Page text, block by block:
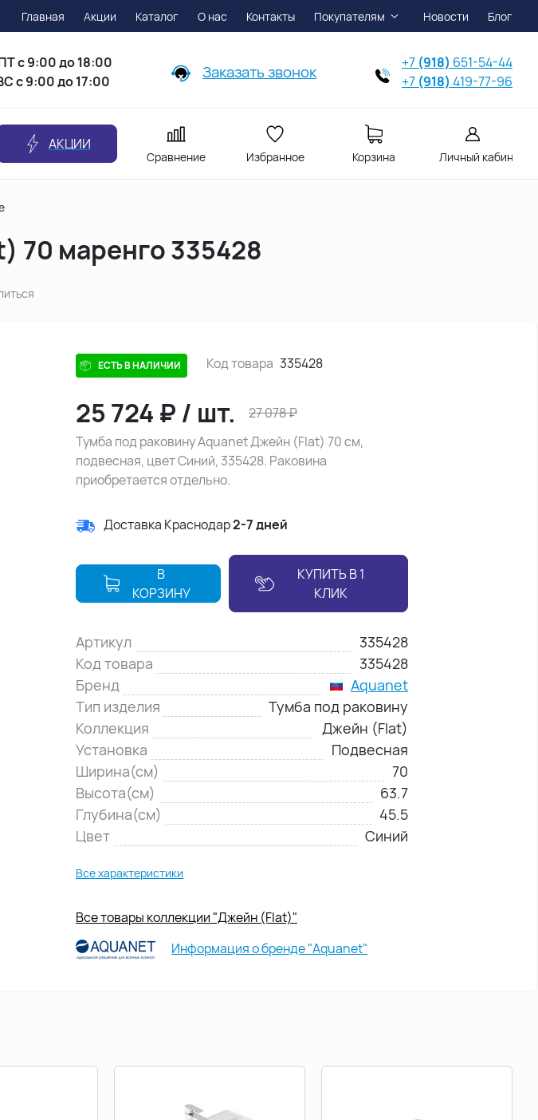
Главная Акции Каталог О нас Контакты Покупателям Новости Блог
с 9:00 до 18:00
с 9:00 до 17:00
Заказать звонок +7 (918) 651-54-44
+7 (918) 419-77-96
АКЦИИ
Сравнение Избранное Корзина Личный кабинет
70 маренго 335428
ЕСТЬ В НАЛИЧИИ Код товара 335428
25 724 ₽ / шт. 27 078₽
Тумба под раковину Aquanet Джейн (Flat) 70 см,
подвесная, цвет Синий, 335428. Раковина
приобретается отдельно.
Доставка Краснодар2-7 дней
В
КОРЗИНУ
КУПИТЬ В 1
КЛИК
Артикул
335428
Код товара
335428
Бренд
Aquanet
Тип изделия
Тумба под раковину
Коллекция
Джейн (Flat)
Установка
Подвесная
Ширина(см)
70
Высота(см)
63.7
Глубина(см)
45.5
Цвет
Синий
Все характеристики
Все товары коллекции "Джейн (Flat)"
Информация о бренде "Aquanet"